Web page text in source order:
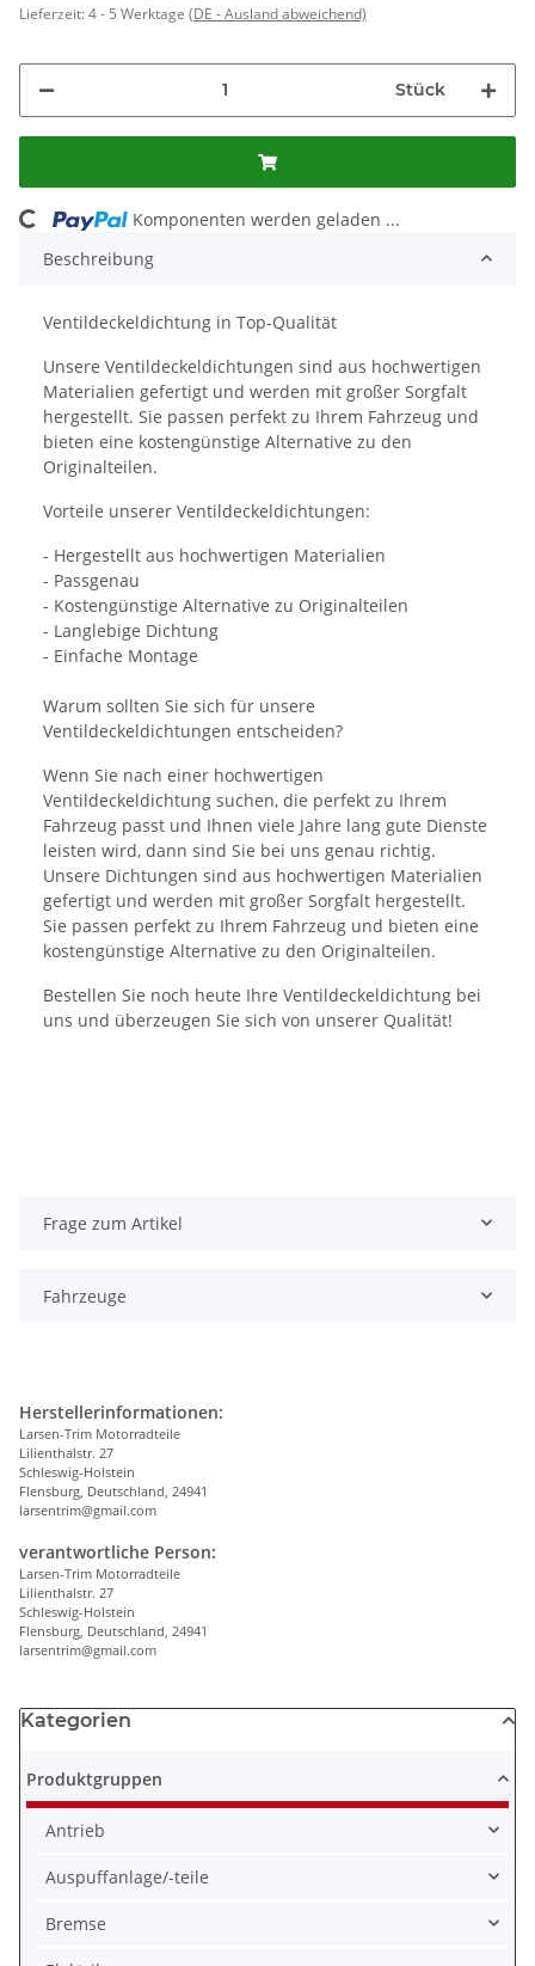
Lieferzeit:4 - 5 Werktage (DE - Ausland abweichend)
Stück
Komponenten werden geladen ...
Beschreibung
Ventildeckeldichtung in Top-Qualität
Unsere Ventildeckeldichtungen sind aus hochwertigen
Materialien gefertigt und werden mit großer Sorgfalt
hergestellt. Sie passen perfekt zu Ihrem Fahrzeug und
bieten eine kostengünstige Alternative zu den
Originalteilen.
Vorteile unserer Ventildeckeldichtungen:
- Hergestellt aus hochwertigen Materialien
- Passgenau
- Kostengünstige Alternative zu Originalteilen
- Langlebige Dichtung
- Einfache Montage
Warum sollten Sie sich für unsere
Ventildeckeldichtungen entscheiden?
Wenn Sie nach einer hochwertigen
Ventildeckeldichtung suchen, die perfekt zu Ihrem
Fahrzeug passt und Ihnen viele Jahre lang gute Dienste
leisten wird, dann sind Sie bei uns genau richtig.
Unsere Dichtungen sind aus hochwertigen Materialien
gefertigt und werden mit großer Sorgfalt hergestellt.
Sie passen perfekt zu Ihrem Fahrzeug und bieten eine
kostengünstige Alternative zu den Originalteilen.
Bestellen Sie noch heute Ihre Ventildeckeldichtung bei
uns und überzeugen Sie sich von unserer Qualität!
Frage zum Artikel
Fahrzeuge
Herstellerinformationen:
Larsen-Trim Motorradteile
Lilienthalstr. 27
Schleswig-Holstein
Flensburg, Deutschland, 24941
larsentrim@gmail.com
verantwortliche Person:
Larsen-Trim Motorradteile
Lilienthalstr. 27
Schleswig-Holstein
Flensburg, Deutschland, 24941
larsentrim@gmail.com
Kategorien
Produktgruppen
Antrieb
Auspuffanlage/-teile
Bremse